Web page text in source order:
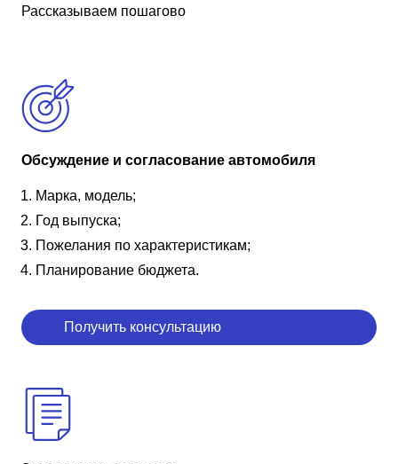
Рассказываем пошагово
Обсуждение и согласование автомобиля
Марка, модель;
Год выпуска;
Пожелания по характеристикам;
Планирование бюджета.
Получить консультацию